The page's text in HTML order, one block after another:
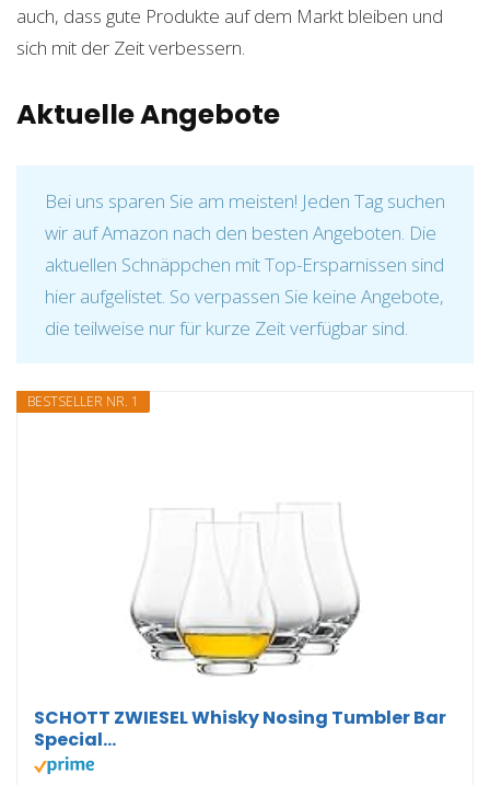
auch, dass gute Produkte auf dem Markt bleiben und
sich mit der Zeit verbessern.
Aktuelle Angebote
Bei uns sparen Sie am meisten! Jeden Tag suchen
wir auf Amazon nach den besten Angeboten. Die
aktuellen Schnäppchen mit Top-Ersparnissen sind
hier aufgelistet. So verpassen Sie keine Angebote,
die teilweise nur für kurze Zeit verfügbar sind.
BESTSELLER NR. 1
SCHOTT ZWIESEL Whisky Nosing Tumbler Bar
Special...